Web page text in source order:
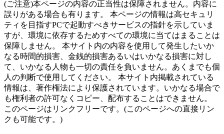
(ご注意)本ページの内容の正当性は保障されません。内容に
誤りがある場合も有ります。 本ページの情報は高セキュリ
ティを目指すPCで起動すべきサービスの指針を示していま
すが、環境に依存するためすべての環境に当てはまることは
保障しません。 本サイト内の内容を使用して発生したいか
なる時間的損害、金銭的損害あるいはいかなる損害に対し
て、いかなる人物も一切の責任を負いません。あくまでも個
人の判断で使用してください。 本サイト内掲載されている
情報は、著作権法により保護されています。いかなる場合で
も権利者の許可なくコピー、配布することはできません。
このページはリンクフリーです。(このページへの直接リン
クも可能です。)